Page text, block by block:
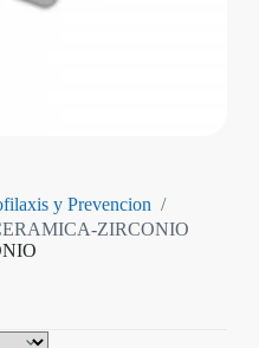
y Prevencion /
ZIRCONIO